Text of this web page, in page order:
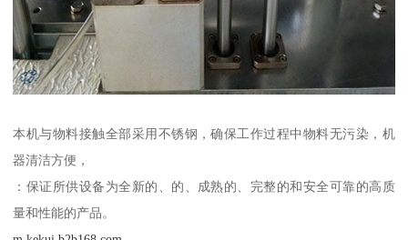
本机与物料接触全部采用不锈钢，确保工作过程中物料无污染，机
器清洁方便，
：保证所供设备为全新的、的、成熟的、完整的和安全可靠的高质
量和性能的产品。